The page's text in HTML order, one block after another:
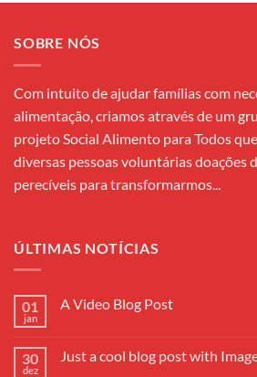
SOBRE NÓS
Com intuito de ajudar famílias com
alimentação, criamos através de um
projeto Social Alimento para Todos
diversas pessoas voluntárias doações
perecíveis para transformarmos...
ÚLTIMAS NOTÍCIAS
01
jan
A Video Blog Post
A
30
dez
Just a cool blog post with